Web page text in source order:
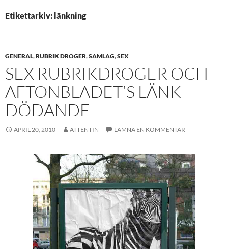
Etikettarkiv: länkning
GENERAL,RUBRIK DROGER,SAMLAG,SEX
SEX RUBRIKDROGER OCH
AFTONBLADET’S LÄNK-
DÖDANDE
APRIL 20, 2010 ATTENTIN LÄMNA EN KOMMENTAR